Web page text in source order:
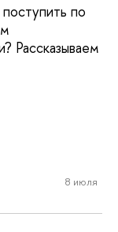
по
Рассказываем
8 июля